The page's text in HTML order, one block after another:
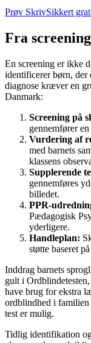
Prøv SkrivSikkert
Fra
En screening er ikke
identificerer børn,
diagnose kræver en
Danmark:
Screening på
gennemfører
Vurdering af
med barnets
klassens
Supplerende
gennemføres
billedet.
PPR-
Pædagogisk
yderligere.
Handleplan:
støtte baseret
Inddrag barnets
gult i
have brug for ekstra
ordblindhed i
test er mulig.
Tidlig identifikation